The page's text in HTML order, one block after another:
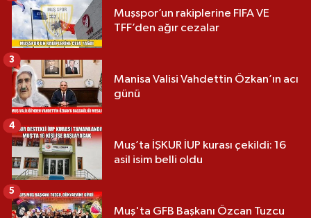
Muşspor’un rakiplerine FIFA VE
TFF’den ağır cezalar
Manisa Valisi Vahdettin Özkan’ın acı
günü
3
Muş’ta İŞKUR İUP kurası çekildi: 16
asil isim belli oldu
4
Muş'ta GFB Başkanı Özcan Tuzcu
5